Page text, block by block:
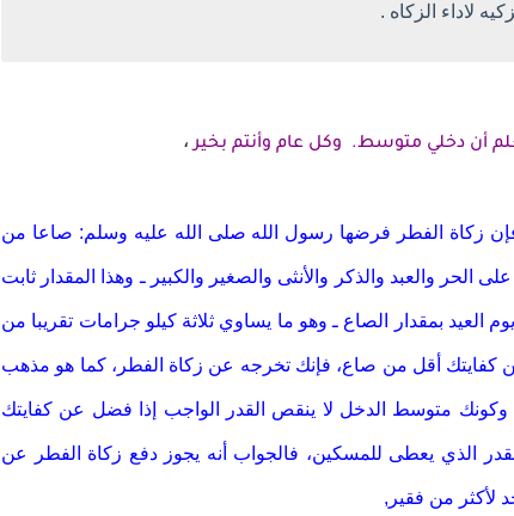
لاداء الزكاه .
أن دخلي متوسط. وكل عام وأنتم بخير ،
زكاة الفطر فرضها رسول الله صلى الله عليه وسلم: صاعا من
والعبد والذكر والأنثى والصغير والكبير ـ وهذا المقدار ثابت
العيد بمقدار الصاع ـ وهو ما يساوي ثلاثة كيلو جرامات تقريبا من
كفايتك أقل من صاع، فإنك تخرجه عن زكاة الفطر، كما هو مذهب
وكونك متوسط الدخل لا ينقص القدر الواجب إذا فضل عن كفايتك
الذي يعطى للمسكين، فالجواب أنه يجوز دفع زكاة الفطر عن
لأكثر من فقير,